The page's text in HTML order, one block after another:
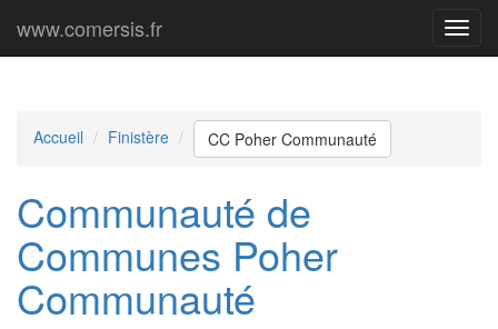
Menu
www.comersis.fr
Accueil Finistère CC Poher Communauté
Communauté de
Communes Poher
Communauté